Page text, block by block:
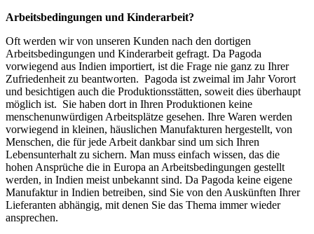
Arbeitsbedingungen und Kinderarbeit?
Oft werden wir von unseren Kunden nach den dortigen
Arbeitsbedingungen und Kinderarbeit gefragt. Da Pagoda
vorwiegend aus Indien importiert, ist die Frage nie ganz zu Ihrer
Zufriedenheit zu beantworten. Pagoda ist zweimal im Jahr Vorort
und besichtigen auch die Produktionsstätten, soweit dies überhaupt
möglich ist. Sie haben dort in Ihren Produktionen keine
menschenunwürdigen Arbeitsplätze gesehen. Ihre Waren werden
vorwiegend in kleinen, häuslichen Manufakturen hergestellt, von
Menschen, die für jede Arbeit dankbar sind um sich Ihren
Lebensunterhalt zu sichern. Man muss einfach wissen, das die
hohen Ansprüche die in Europa an Arbeitsbedingungen gestellt
werden, in Indien meist unbekannt sind. Da Pagoda keine eigene
Manufaktur in Indien betreiben, sind Sie von den Auskünften Ihrer
Lieferanten abhängig, mit denen Sie das Thema immer wieder
ansprechen.